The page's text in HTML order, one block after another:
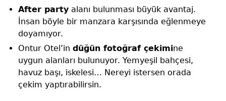
After party alanı bulunması büyük avantaj.
İnsan böyle bir manzara karşısında eğlenmeye
doyamıyor.
Ontur Otel’in düğün fotoğraf çekimine
uygun alanları bulunuyor. Yemyeşil bahçesi,
havuz başı, iskelesi… Nereyi istersen orada
çekim yaptırabilirsin.